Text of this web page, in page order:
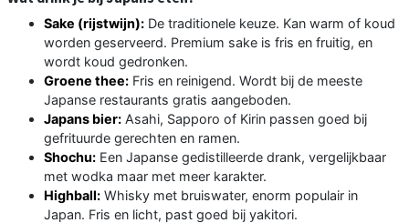
Sake (rijstwijn): De traditionele keuze. Kan warm of koud
worden geserveerd. Premium sake is fris en fruitig, en
wordt koud gedronken.
Groene thee: Fris en reinigend. Wordt bij de meeste
Japanse restaurants gratis aangeboden.
Japans bier: Asahi, Sapporo of Kirin passen goed bij
gefrituurde gerechten en ramen.
Shochu: Een Japanse gedistilleerde drank, vergelijkbaar
met wodka maar met meer karakter.
Highball: Whisky met bruiswater, enorm populair in
Japan. Fris en licht, past goed bij yakitori.